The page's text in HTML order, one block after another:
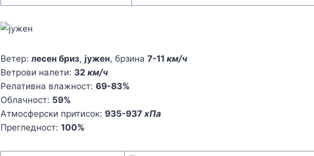
Ветер: лесен бриз, јужен, брзина 7-11 км/ч
Ветрови налети: 32 км/ч
Релативна влажност: 69-83%
Облачност: 59%
Атмосферски притисок: 935-937 хПа
Прегледност: 100%